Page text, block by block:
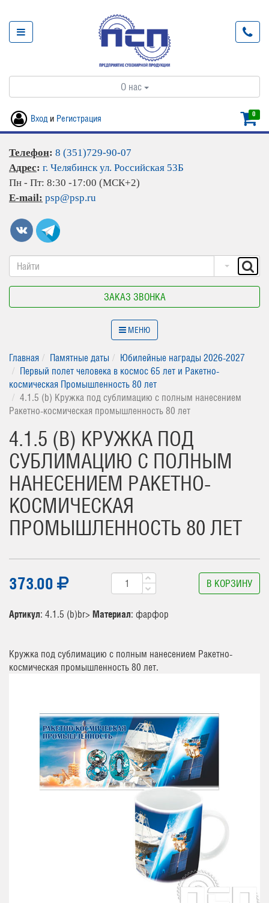
О нас
0
Вход и Регистрация
Телефон: 8 (351)729-90-07
Адрес: г. Челябинск ул. Российская 53Б
Пн - Пт: 8:30 -17:00 (МСК+2)
E-mail: psp@psp.ru
ЗАКАЗ ЗВОНКА
МЕНЮ
Главная Памятные даты
Юбилейные награды 2026-2027
Первый полет человека в космос 65 лет и Ракетно-
космическая Промышленность 80 лет
4.1.5 (b) Кружка под сублимацию с полным нанесением
Ракетно-космическая промышленность 80 лет
4.1.5 (B) КРУЖКА ПОД
СУБЛИМАЦИЮ С ПОЛНЫМ
НАНЕСЕНИЕМ РАКЕТНО-
КОСМИЧЕСКАЯ
ПРОМЫШЛЕННОСТЬ 80 ЛЕТ
373.00 В КОРЗИНУ
Артикул: 4.1.5 (b)br> Материал: фарфор
Кружка под сублимацию с полным нанесением Ракетно-
космическая промышленность 80 лет.